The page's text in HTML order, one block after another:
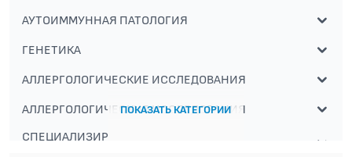
АУТОИММУННАЯ ПАТОЛОГИЯ
ГЕНЕТИКА
АЛЛЕРГОЛОГИЧЕСКИЕ ИССЛЕДОВАНИЯ
АЛЛЕРГОЛОГИЧЕСКИЕ ИССЛЕДОВАНИЯ
СПЕЦИАЛИЗИРОВАННЫЕ МЕТОДЫ
ПОКАЗАТЬ КАТЕГОРИИ